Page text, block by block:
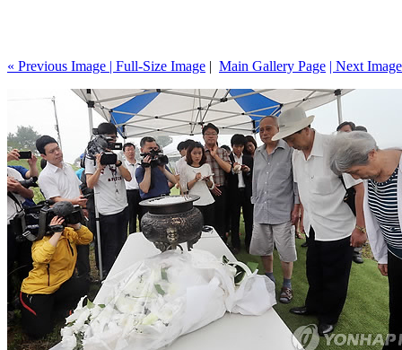
« Previous Image | Full-Size Image | Main Gallery Page | Next